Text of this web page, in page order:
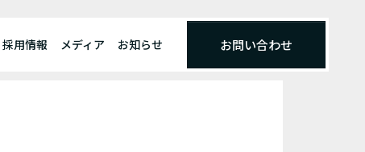
採用情報 メディア お知らせ お問い合わせ